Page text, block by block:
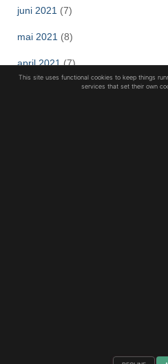
juni 2021 (7)
mai 2021 (8)
april 2021(7)
Hestia | Utviklet
This site uses functional cookies to keep things
services that set their own